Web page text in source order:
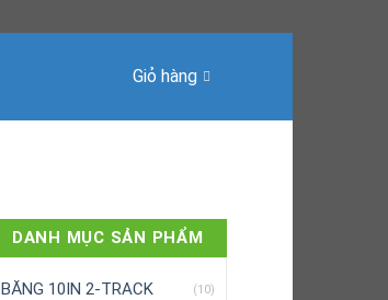
Giỏ hàng
DANH MỤC SẢN PHẨM
BĂNG 10IN 2-TRACK (10)